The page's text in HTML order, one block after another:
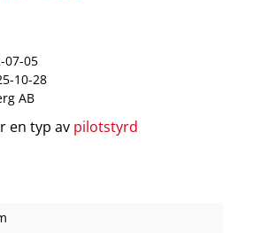
07-05
10-28
AB
en typ av pilotstyrd